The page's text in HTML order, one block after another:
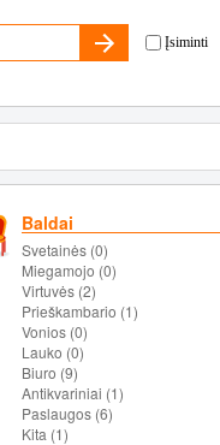
Įsiminti
Baldai
Svetainės (0)
Miegamojo (0)
Virtuvės (2)
Prieškambario (1)
Vonios (0)
Lauko (0)
Biuro (9)
Antikvariniai (1)
Paslaugos (6)
Kita (1)